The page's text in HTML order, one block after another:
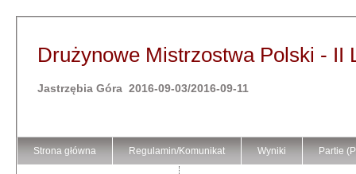
Drużynowe Mistrzostwa Polski - II
Jastrzębia Góra 2016-09-03/2016-09-11
Strona główna Regulamin/Komunikat Wyniki Partie